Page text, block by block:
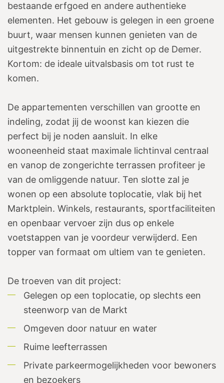
bestaande erfgoed en andere authentieke
elementen. Het gebouw is gelegen in een groene
buurt, waar mensen kunnen genieten van de
uitgestrekte binnentuin en zicht op de Demer.
Kortom: de ideale uitvalsbasis om tot rust te
komen.
De appartementen verschillen van grootte en
indeling, zodat jij de woonst kan kiezen die
perfect bij je noden aansluit. In elke
wooneenheid staat maximale lichtinval centraal
en vanop de zongerichte terrassen profiteer je
van de omliggende natuur. Ten slotte zal je
wonen op een absolute toplocatie, vlak bij het
Marktplein. Winkels, restaurants, sportfaciliteiten
en openbaar vervoer zijn dus op enkele
voetstappen van je voordeur verwijderd. Een
topper van formaat om ultiem van te genieten.
De troeven van dit project:
Gelegen op een toplocatie, op slechts een
steenworp van de Markt
Omgeven door natuur en water
Ruime leefterrassen
Private parkeermogelijkheden voor bewoners
en bezoekers